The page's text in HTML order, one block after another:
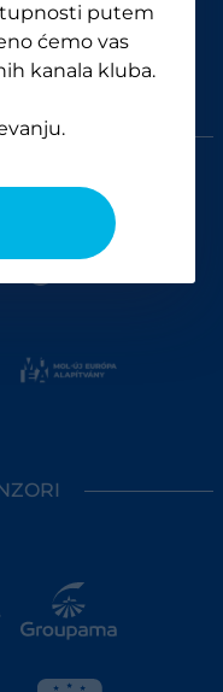
putem
ćemo vas
kanala kluba.